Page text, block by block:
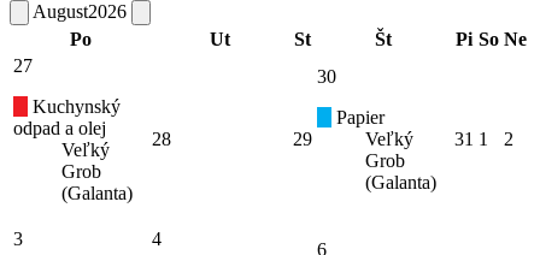
August2026
Po
Ut St Št Pi So Ne
27
Kuchynský
odpad a olej
Veľký
Grob
(Galanta)
28 29
30
Papier
Veľký
Grob
(Galanta)
31 1 2
3
4
6